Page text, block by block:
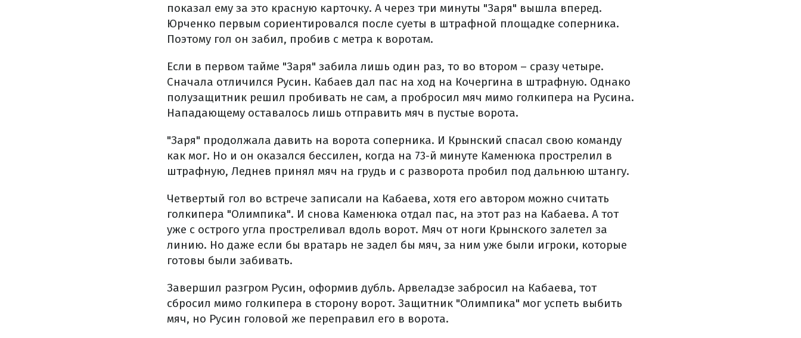
показал ему за это красную карточку. А через три минуты "Заря" вышла вперед.
Юрченко первым сориентировался после суеты в штрафной площадке соперника.
Поэтому гол он забил, пробив с метра к воротам.
Если в первом тайме "Заря" забила лишь один раз, то во втором – сразу четыре.
Сначала отличился Русин. Кабаев дал пас на ход на Кочергина в штрафную. Однако
полузащитник решил пробивать не сам, а пробросил мяч мимо голкипера на Русина.
Нападающему оставалось лишь отправить мяч в пустые ворота.
"Заря" продолжала давить на ворота соперника. И Крынский спасал свою команду
как мог. Но и он оказался бессилен, когда на 73-й минуте Каменюка прострелил в
штрафную, Леднев принял мяч на грудь и с разворота пробил под дальнюю штангу.
Четвертый гол во встрече записали на Кабаева, хотя его автором можно считать
голкипера "Олимпика". И снова Каменюка отдал пас, на этот раз на Кабаева. А тот
уже с острого угла простреливал вдоль ворот. Мяч от ноги Крынского залетел за
линию. Но даже если бы вратарь не задел бы мяч, за ним уже были игроки, которые
готовы были забивать.
Завершил разгром Русин, оформив дубль. Арвеладзе забросил на Кабаева, тот
сбросил мимо голкипера в сторону ворот. Защитник "Олимпика" мог успеть выбить
мяч, но Русин головой же переправил его в ворота.